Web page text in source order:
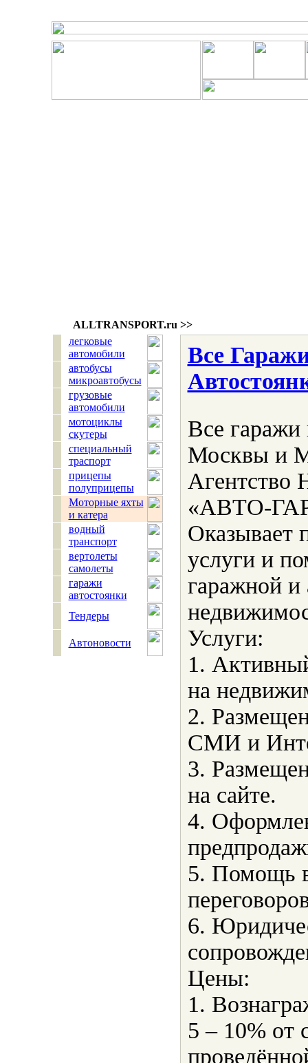
ALLTRANSPORT.ru >>
легковые
автомобили
автобусы
микроавтобусы
грузовые
автомобили
мотоциклы
скутеры
специальный
траспорт
прицепы
полуприцепы
Моторные яхты
и катера
водный
транспорт
вертолеты
самолеты
гаражи
автостоянки
Тендеры
Автоновости
Все
Все гаражи
Москвы и
Агентство
«АВТО-
Оказывает
услуги и
гаражной и
Услуги:
1.
на
2.
СМИ и
3.
на сайте.
4.
5. Помощь
6.
Цены:
1.
5 – 10% от